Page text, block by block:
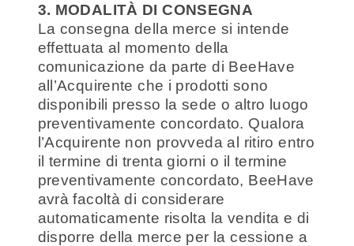
3. MODALITÀ DI CONSEGNA
La consegna della merce si intende
effettuata al momento della
comunicazione da parte di BeeHave
all’Acquirente che i prodotti sono
disponibili presso la sede o altro luogo
preventivamente concordato. Qualora
l’Acquirente non provveda al ritiro entro
il termine di trenta giorni o il termine
preventivamente concordato, BeeHave
avrà facoltà di considerare
automaticamente risolta la vendita e di
disporre della merce per la cessione a